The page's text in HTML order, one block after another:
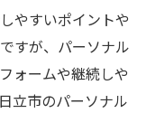
ダイエットプラ
維持に役立つ
やすいポイントや
すが、パーソナル
ォームや継続しや
立市のパーソナル